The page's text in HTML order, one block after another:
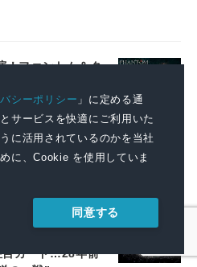
シーポリシー 」に定める通
サービスを快適にご利用いた
に活用されているのかを当社
に、Cookie を使用していま
同意する
！ファントム＆ク
トム』
の焼そば 超特盛
年8月24日(月)新
カード…28年前